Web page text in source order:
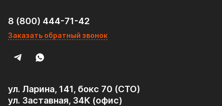
8 (800) 444-71-42
Заказать обратный звонок
ул. Ларина, 141, бокс 70 (СТО)
ул. Заставная, 34К (офис)